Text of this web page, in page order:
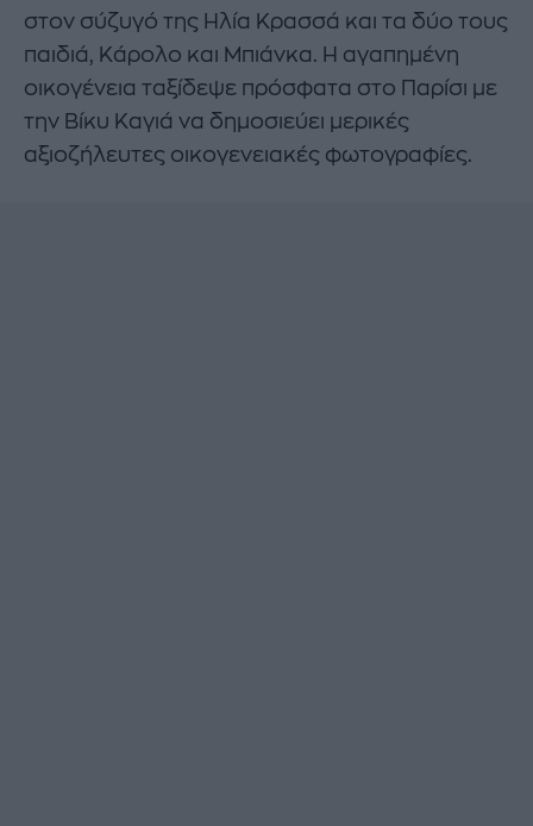
στον σύζυγό της Ηλία Κρασσά και τα δύο τους
παιδιά, Κάρολο και Μπιάνκα. Η αγαπημένη
οικογένεια ταξίδεψε πρόσφατα στο Παρίσι με
την Βίκυ Καγιά να δημοσιεύει μερικές
αξιοζήλευτες οικογενειακές φωτογραφίες.